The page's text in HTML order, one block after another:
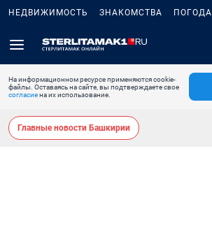
НЕДВИЖИМОСТЬ ЗНАКОМСТВА ПОГОДА
На информационном ресурсе применяются cookie-
файлы. Оставаясь на сайте, вы подтверждаете свое
согласиена их использование.
Главные новости Башкирии